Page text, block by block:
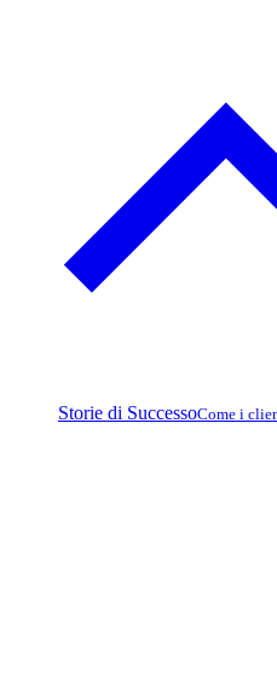
Storie di SuccessoCome i